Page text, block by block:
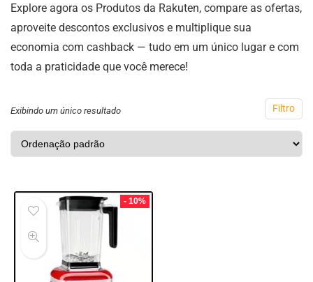
Explore agora os Produtos da Rakuten, compare as ofertas,
aproveite descontos exclusivos e multiplique sua
economia com cashback — tudo em um único lugar e com
toda a praticidade que você merece!
Filtro
Exibindo um único resultado
- 10%